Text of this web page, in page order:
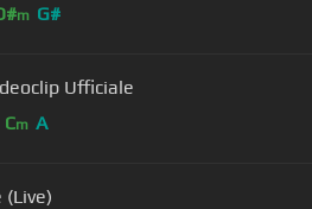
m G#
Ufficiale
Cm A
(Live)